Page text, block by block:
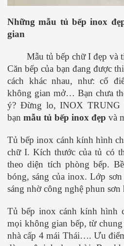
Những mẫu tủ bếp inox
gian
Mẫu tủ bếp chữ I đẹp và
Căn bếp của bạn đang được
cách khác nhau, như: cổ
không gian mở… Bạn chưa
ý? Đừng lo, INOX TRUNG
bạn mẫu tủ bếp inox đẹp và
Tủ bếp inox cánh kính hình
chữ I. Kích thước của tủ có
theo diện tích phòng bếp.
bóng, sáng của inox. Lớp
sáng nhờ công nghệ phun sơn
Tủ bếp inox cánh kính hình
mọi không gian bếp, từ
nhà cấp 4 mái Thái…. Ưu